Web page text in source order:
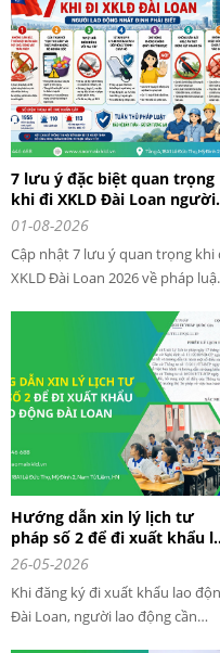
7 lưu ý đặc biệt quan trọng
khi đi XKLD Đài Loan người
lao động nhất định phải biết
01-08-2026
Cập nhật 7 lưu ý quan trọng khi
XKLD Đài Loan 2026 về pháp
quấy rối tình dục khi sinh sống
Hướng dẫn xin lý lịch tư
pháp số 2 để đi xuất khẩu
động Đài Loan 2026
26-05-2026
Khi đăng ký đi xuất khẩu lao
Đài Loan, người lao động cần